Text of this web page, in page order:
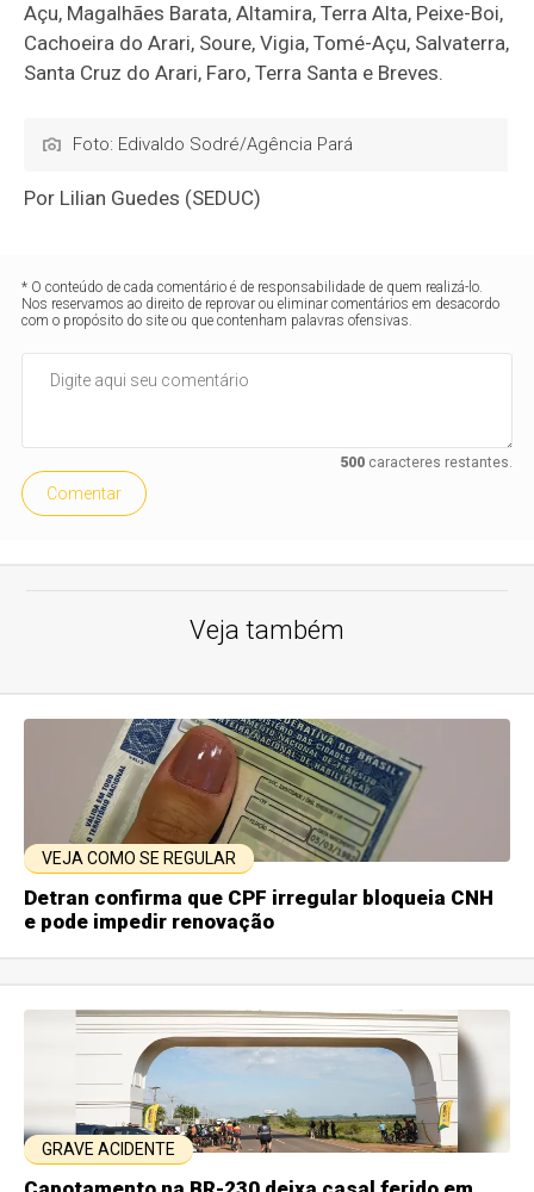
Açu, Magalhães Barata, Altamira, Terra Alta, Peixe-Boi,
Cachoeira do Arari, Soure, Vigia, Tomé-Açu, Salvaterra,
Santa Cruz do Arari, Faro, Terra Santa e Breves.
Foto: Edivaldo Sodré/Agência Pará
Por Lilian Guedes (SEDUC)
* O conteúdo de cada comentário é de responsabilidade de quem realizá-lo.
Nos reservamos ao direito de reprovar ou eliminar comentários em desacordo
com o propósito do site ou que contenham palavras ofensivas.
500caracteres restantes.
Comentar
Veja também
VEJA COMO SE REGULAR
Detran confirma que CPF irregular bloqueia CNH
e pode impedir renovação
GRAVE ACIDENTE